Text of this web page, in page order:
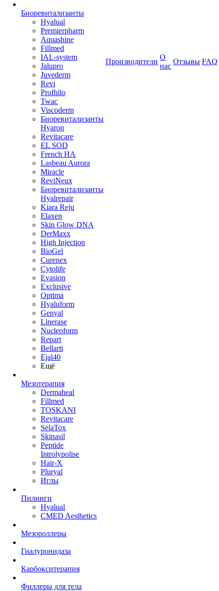
Биоревитализанты
Hyalual
Premierpharm
Aquashine
Fillmed
IAL-system
Jalupro
Juvederm
Revi
Profhilo
Twac
Viscoderm
Биоревитализанты
Hyaron
Revitacare
EL SOD
French HA
Lasbeau Aurora
Miracle
ReviNeux
Биоревитализанты
Hyalrepair
Kiara Reju
Elaxen
Skin Glow DNA
DerMaxx
High Injection
BioGel
Curenex
Cytolife
Evasion
Exclusive
Optima
Hyaluform
Genyal
Linerase
Nucleoform
Repart
Bellarti
Ejal40
Ещё
Мезотерапия
Dermaheal
Fillmed
TOSKANI
Revitacare
SelaTox
Skinasil
Peptide
Introlypolise
Hair-X
Pluryal
Иглы
Пилинги
Hyalual
CMED Aesthetics
Мезороллеры
Гиалуронидаза
Карбокситерапия
Филлеры для тела
Производители
О
нас
Отзывы FAQ